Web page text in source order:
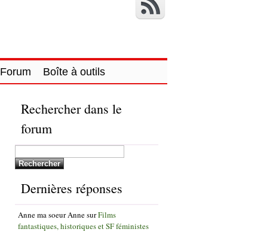
Forum Boîte à outils
Rechercher dans le
forum
Dernières réponses
Anne ma soeur AnnesurFilms
fantastiques, historiques et SF féministes